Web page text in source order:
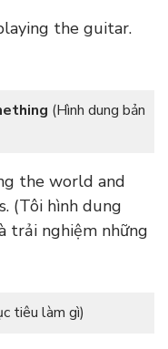
the guitar.
(Hình dung bản
the world and
(Tôi hình dung
trải nghiệm những
tiêu làm gì)